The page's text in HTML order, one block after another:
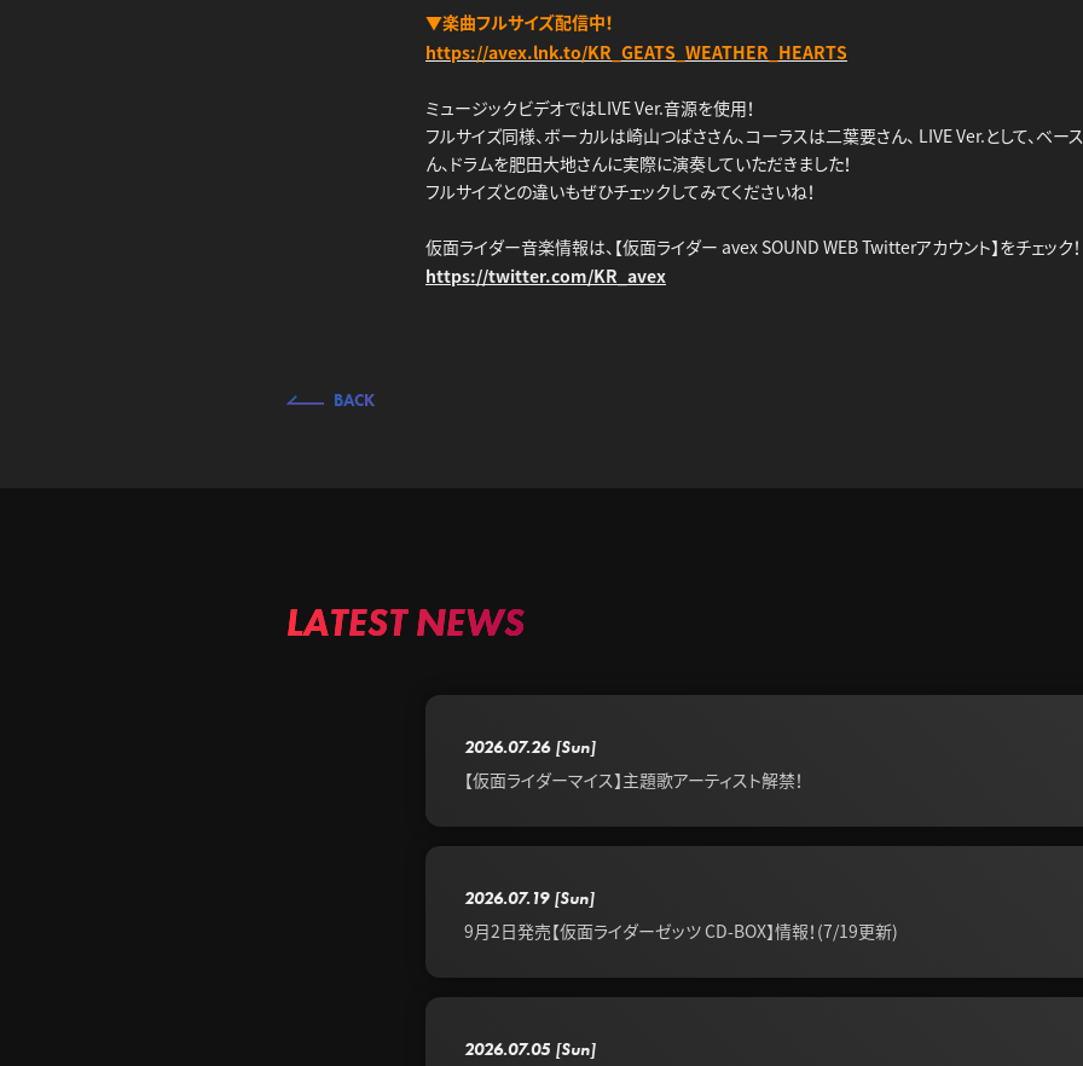
▼楽曲フルサイズ配信中！
https://avex.lnk.to/KR_GEATS_WEATHER_HEARTS
ミュージックビデオではLIVE Ver.音源を使用！
フルサイズ同様、ボーカルは崎山つばささん、コーラスは二葉要さん、 LIVE Ver.として、ベー
ん、ドラムを肥田大地さんに実際に演奏していただきました！
フルサイズとの違いもぜひチェックしてみてくださいね！
仮面ライダー音楽情報は、【仮面ライダー avex SOUND WEB Twitterアカウント】をチェック！
https://twitter.com/KR_avex
BACK
LATEST NEWS
2026.07.26 [Sun]
【仮面ライダーマイス】主題歌アーティスト解禁！
2026.07.19 [Sun]
9月2日発売【仮面ライダーゼッツ CD-BOX】情報！(7/19更新)
2026.07.05 [Sun]